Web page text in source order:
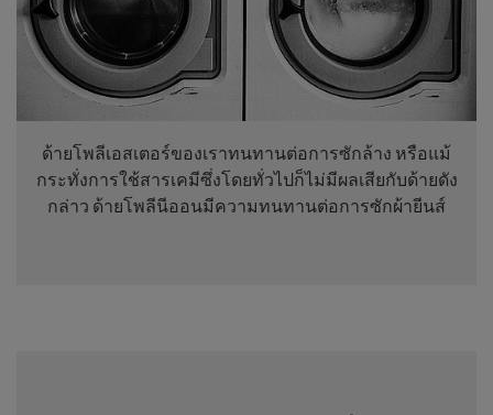
ด้ายโพลีเอสเตอร์ของเราทนทานต่อการซักล้าง หรือแม้
กระทั่งการใช้สารเคมีซึ่งโดยทั่วไปก็ไม่มีผลเสียกับด้ายดัง
กล่าว ด้ายโพลีนีออนมีความทนทานต่อการซักผ้ายีนส์